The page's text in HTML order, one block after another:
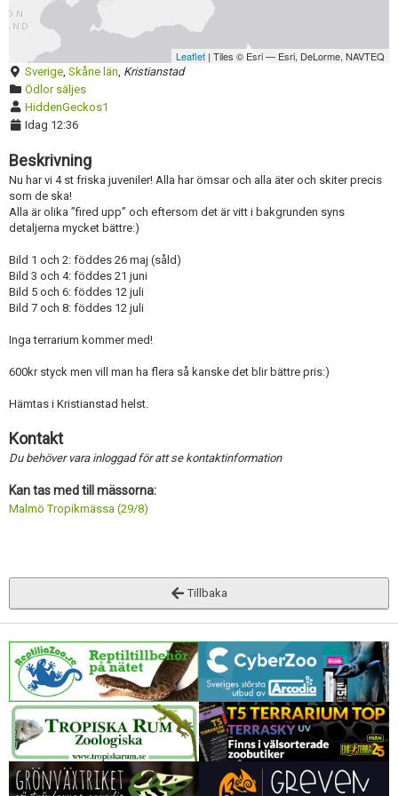
Leaflet | Tiles © Esri — Esri, DeLorme, NAVTEQ
Sverige, Skåne län, Kristianstad
Ödlor säljes
HiddenGeckos1
Idag 12:36
Beskrivning
Nu har vi 4 st friska juveniler! Alla har ömsar och alla äter och skiter precis
som de ska!
Alla är olika ”fired upp” och eftersom det är vitt i bakgrunden syns
detaljerna mycket bättre:)
Bild 1 och 2: föddes 26 maj (såld)
Bild 3 och 4: föddes 21 juni
Bild 5 och 6: föddes 12 juli
Bild 7 och 8: föddes 12 juli
Inga terrarium kommer med!
600kr styck men vill man ha flera så kanske det blir bättre pris:)
Hämtas i Kristianstad helst.
Kontakt
Du behöver vara inloggad för att se kontaktinformation
Kan tas med till mässorna:
Malmö Tropikmässa (29/8)
Tillbaka